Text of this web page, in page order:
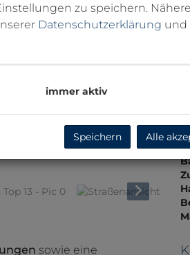
sowie eine
zu speichern.
Datenschutzerklärung und
immer aktiv
Speichern Alle